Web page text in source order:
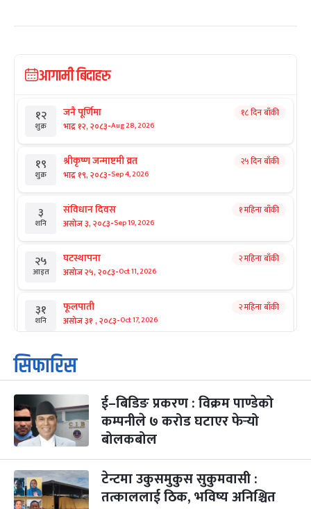
आगामी बिदाहरु
१२
शुक्र
जनै पूर्णिमा
भाद्र १२, २०८३-Aug 28, 2026
१८ दिन बाँकी
१९
शुक्र
श्रीकृष्ण जन्माष्टमी व्रत
भाद्र १९, २०८३-Sep 4, 2026
२५ दिन बाँकी
३
शनि
संविधान दिवस
असोज ३, २०८३-Sep 19, 2026
१ महिना बाँकी
२५
आइत
घटस्थापना
असोज २५, २०८३-Oct 11, 2026
२ महिना बाँकी
३१
शनि
फूलपाती
असोज ३१ , २०८३-Oct 17, 2026
२ महिना बाँकी
१
आइत
कार्तिक सङ्क्रान्ति
कार्तिक १, २०८३
३
मंगल
महानवमी
कार्तिक ३, २०८३-Oct 20, 2026
२ महिना बाँकी
४
५ पापा‌ङ्कुशा एकादशी व्रत २ महिना बाँकी
सिफारिस
ई–बिडिङ प्रकरण : विक्रम पाण्डेको
कम्पनीले ७ करोड घटाएर फेर्‍यो
बोलकबोल
टेन्टमा उकुसमुकुस सुकुमवासी :
तत्काललाई ठिक, भविष्य अनिश्चित